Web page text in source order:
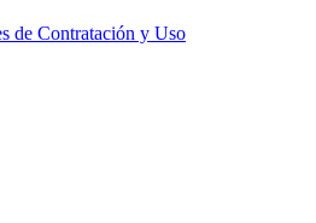
de Contratación y Uso